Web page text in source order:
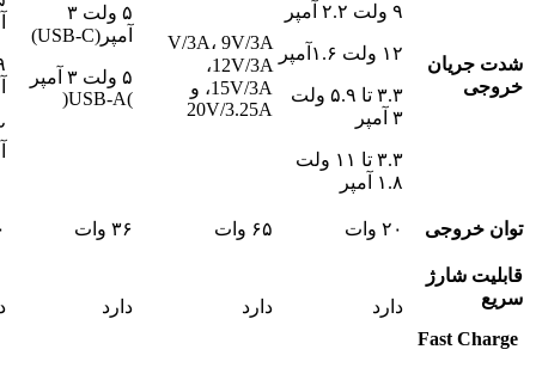
شدت جریان
خروجی
۹ ولت ۲.۲ آمپر
۱۲ ولت ۱.۶آمپر
۳.۳ تا ۵.۹ ولت
۳ آمپر
۳.۳ تا ۱۱ ولت
۱.۸ آمپر
V/3A، 9V/3A
،12V/3A
،15V/3A و
20V/3.25A
۵ ولت ۳
آمپر(USB-C)
۵ ولت ۳ آمپر
)USB-A(
توان خروجی ۲۰ وات ۶۵ وات ۳۶ وات
قابلیت شارژ
سریع
Fast Charge
دارد دارد دارد